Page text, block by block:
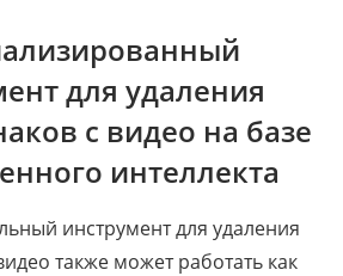
для удаления
с видео на базе
интеллекта
инструмент для удаления
также может работать как